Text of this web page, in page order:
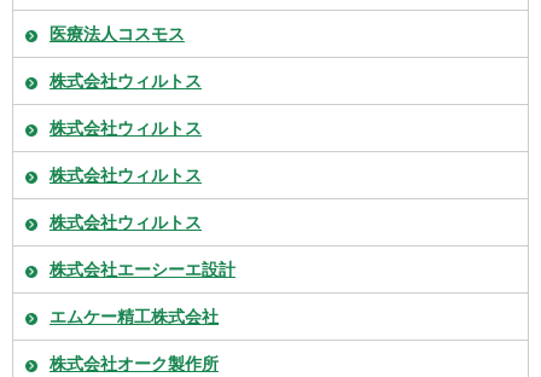
医療法人コスモス
株式会社ウィルトス
株式会社ウィルトス
株式会社ウィルトス
株式会社ウィルトス
株式会社エーシーエ設計
エムケー精工株式会社
株式会社オーク製作所